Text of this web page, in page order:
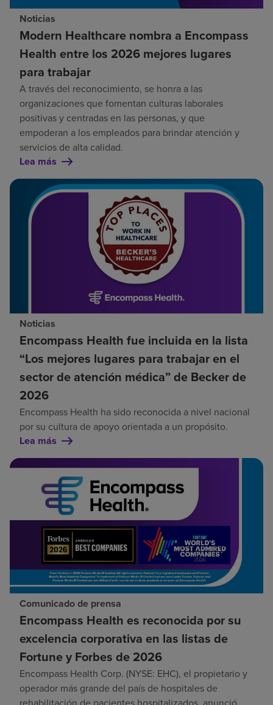
Noticias
Modern Healthcare nombra a Encompass
Health entre los 2026 mejores lugares
para trabajar
A través del reconocimiento, se honra a las
organizaciones que fomentan culturas laborales
positivas y centradas en las personas, y que
empoderan a los empleados para brindar atención y
servicios de alta calidad.
Lea más
Noticias
Encompass Health fue incluida en la lista
“Los mejores lugares para trabajar en el
sector de atención médica” de Becker de
2026
Encompass Health ha sido reconocida a nivel nacional
por su cultura de apoyo orientada a un propósito.
Lea más
Comunicado de prensa
Encompass Health es reconocida por su
excelencia corporativa en las listas de
Fortune y Forbes de 2026
Encompass Health Corp. (NYSE: EHC), el propietario y
operador más grande del país de hospitales de